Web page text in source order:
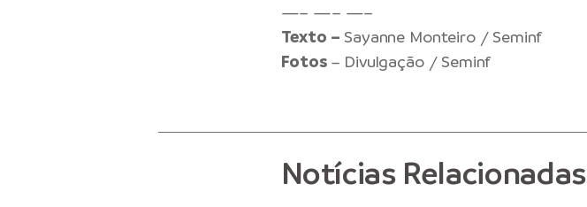
—– —– —–
Texto – Sayanne Monteiro / Seminf
Fotos – Divulgação / Seminf
Notícias Relacionadas